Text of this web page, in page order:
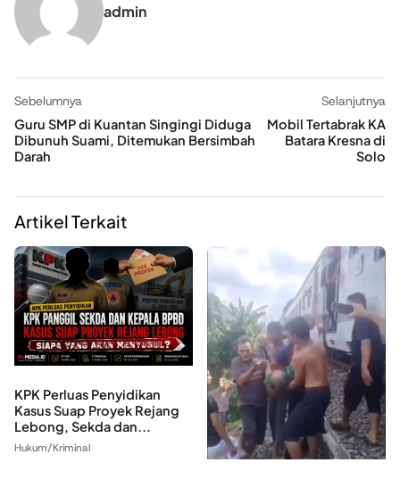
admin
Sebelumnya
Guru SMP di Kuantan Singingi Diduga
Dibunuh Suami, Ditemukan Bersimbah
Darah
Selanjutnya
Mobil Tertabrak KA
Batara Kresna di
Solo
Artikel Terkait
KPK Perluas Penyidikan
Kasus Suap Proyek Rejang
Lebong, Sekda dan...
Hukum/Kriminal